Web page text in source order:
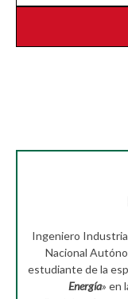
Ingeniero
Nacional
estudiante de la
Energía» en